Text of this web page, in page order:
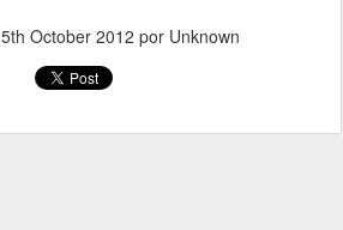
5th October 2012 por Unknown